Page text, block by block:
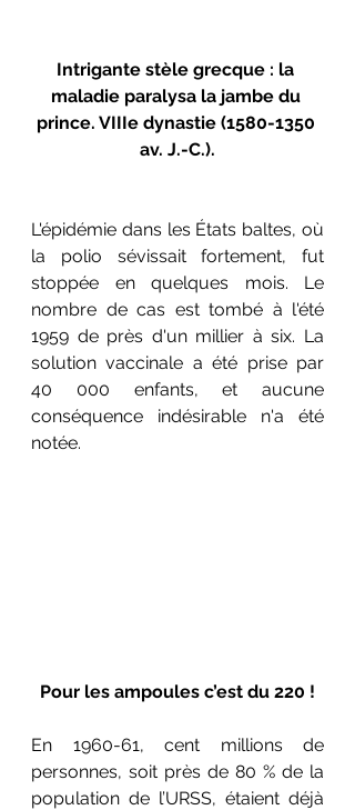
Intrigante stèle grecque : la
maladie paralysa la jambe du
prince. VIIIe dynastie (1580-1350
av. J.-C.).
L'épidémie dans les États baltes, où
la polio sévissait fortement, fut
stoppée en quelques mois. Le
nombre de cas est tombé à l'été
1959 de près d'un millier à six. La
solution vaccinale a été prise par
40 000 enfants, et aucune
conséquence indésirable n'a été
notée.
Pour les ampoules c’est du 220 !
En 1960-61, cent millions de
personnes, soit près de 80 % de la
population de l’URSS, étaient déjà